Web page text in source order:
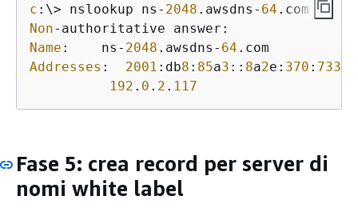
c :\> nslookup ns- 2048 .awsdns- 64
Non
Name :    ns- 2048 .awsdns- 64
Addresses : 2001 :db8 : 85a3 :: 8a2e: 370 : 7334
192 . 0 . 2 . 117
Fase 5: crea record per server di
nomi white label